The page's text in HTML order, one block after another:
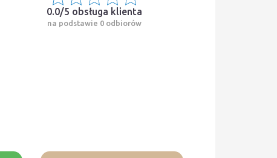
0.0/5 obsługa klienta
na podstawie 0 odbiorów